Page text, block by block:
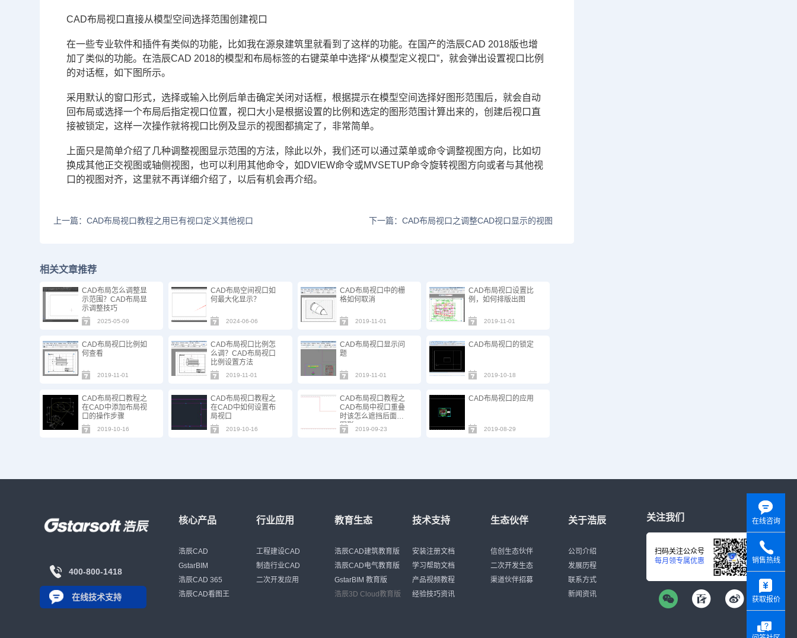
CAD布局视口直接从模型空间选择范围创建视口
在一些专业软件和插件有类似的功能，比如我在源泉建筑里就看到了这样的功能。在国产的浩辰CAD 2018版也增
加了类似的功能。在浩辰CAD 2018的模型和布局标签的右键菜单中选择“从模型定义视口”，就会弹出设置视口比例
的对话框，如下图所示。
采用默认的窗口形式，选择或输入比例后单击确定关闭对话框，根据提示在模型空间选择好图形范围后，就会自动
回布局或选择一个布局后指定视口位置，视口大小是根据设置的比例和选定的图形范围计算出来的，创建后视口直
接被锁定，这样一次操作就将视口比例及显示的视图都搞定了，非常简单。
上面只是简单介绍了几种调整视图显示范围的方法，除此以外，我们还可以通过菜单或命令调整视图方向，比如切
换成其他正交视图或轴侧视图，也可以利用其他命令，如DVIEW命令或MVSETUP命令旋转视图方向或者与其他视
口的视图对齐，这里就不再详细介绍了，以后有机会再介绍。
上一篇：CAD布局视口教程之用已有视口定义其他视口 下一篇：CAD布局视口之调整CAD视口显示的视图
相关文章推荐
CAD布局怎么调整显
示范围？CAD布局显
示调整技巧
2025-05-09
CAD布局空间视口如
何最大化显示？
2024-06-06
CAD布局视口中的栅
格如何取消
2019-11-01
CAD布局视口设置比
例，如何排版出图
2019-11-01
CAD布局视口比例如
何查看
2019-11-01
CAD布局视口比例怎
么调？CAD布局视口
比例设置方法
2019-11-01
CAD布局视口显示问
题
2019-11-01
CAD布局视口的锁定
2019-10-18
CAD布局视口教程之
在CAD中添加布局视
口的操作步骤
2019-10-16
CAD布局视口教程之
在CAD中如何设置布
局视口
2019-10-16
CAD布局视口教程之
CAD布局中视口重叠
时该怎么遮挡后面的
图形 2019-09-23
CAD布局视口的应用
2019-08-29
400-800-1418
在线技术支持
核心产品
浩辰CAD
GstarBIM
浩辰CAD 365
浩辰CAD看图王
行业应用
工程建设CAD
制造行业CAD
二次开发应用
教育生态
浩辰CAD建筑教育版
浩辰CAD电气教育版
GstarBIM 教育版
浩辰3D Cloud教育版
技术支持
安装注册文档
学习帮助文档
产品视频教程
经验技巧资讯
生态伙伴
信创生态伙伴
二次开发生态
渠道伙伴招募
关于浩辰
公司介绍
发展历程
联系方式
新闻资讯
关注我们
扫码关注公众号
每月领专属优惠
在线咨询
销售热线
获取报价